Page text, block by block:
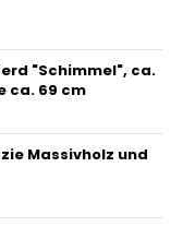
"Schimmel", ca.
ca. 69 cm
Massivholz und